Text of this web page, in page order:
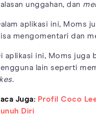
unggahan, dan
aplikasi ini, Moms
mengomentari dan
aplikasi ini, Moms juga
lain seperti
Juga: Profil Coco
Diri